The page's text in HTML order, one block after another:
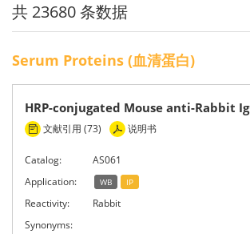
共 23680 条数据
Serum Proteins (血清蛋白)
HRP-conjugated Mouse anti-Rabbit
文献引用 (73) 说明书
Catalog:
AS061
Application:
WB IP
Reactivity:
Rabbit
Synonyms: